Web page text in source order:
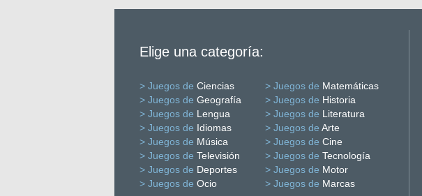
Elige una categoría:
> Juegos de Ciencias > Juegos de Matemáticas
> Juegos de Geografía > Juegos de Historia
> Juegos de Lengua > Juegos de Literatura
> Juegos de Idiomas > Juegos de Arte
> Juegos de Música > Juegos de Cine
> Juegos de Televisión > Juegos de Tecnología
> Juegos de Deportes > Juegos de Motor
> Juegos de Ocio > Juegos de Marcas